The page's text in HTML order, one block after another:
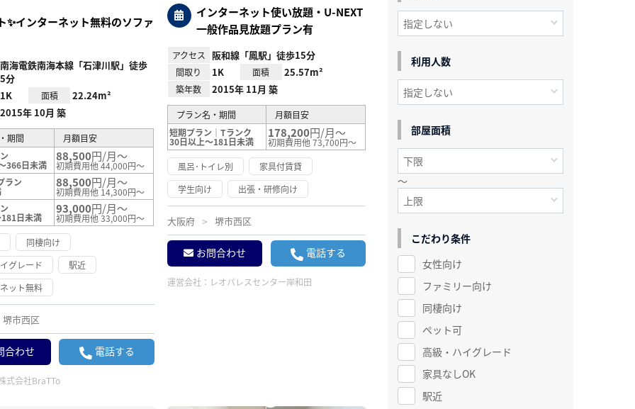
✨インターネット無料のソファ
南海電鉄南海本線「石津川駅」徒歩
5分
1K
面積
22.24m²
2015年 10月 築
期間
月額目安
366日未満
88,500円/月～
初期費用他 44,000円～
ラン
88,500円/月～
初期費用他 14,300円～
日未満
93,000円/月～
初期費用他 33,000円～
同棲向け
グレード
駅近
ット無料
堺市西区
合わせ 電話する
式会社BraTTo
インターネット使い放題・U-NEXT
一般作品見放題プラン有
アクセス 阪和線「鳳駅」徒歩15分
間取り 1K 面積 25.57m²
築年数 2015年 11月 築
プラン名・期間
月額目安
短期プラン｜Tランク
30日以上～181日未満
178,200円/月～
初期費用他 73,700円～
風呂･トイレ別
家具付賃貸
学生向け
出張・研修向け
大阪府 堺市西区
お問合わせ 電話する
運営会社： レオパレスセンター岸和田
利用人数
部屋面積
～
こだわり条件
女性向け
ファミリー向け
同棲向け
ペット可
高級・ハイグレード
家具なしOK
駅近